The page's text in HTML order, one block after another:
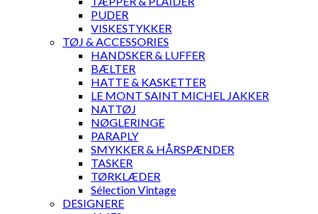
PUDER
VISKESTYKKER
TØJ & ACCESSORIES
HANDSKER & LUFFER
BÆLTER
HATTE & KASKETTER
LE MONT SAINT MICHEL JAKKER
NATTØJ
NØGLERINGE
PARAPLY
SMYKKER & HÅRSPÆNDER
TASKER
TØRKLÆDER
Sélection Vintage
DESIGNERE